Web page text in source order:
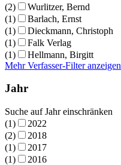
(2)
Wurlitzer, Bernd
(1)
Barlach, Ernst
(1)
Dieckmann, Christoph
(1)
Falk Verlag
(1)
Hellmann, Birgitt
Mehr Verfasser-Filter anzeigen
Jahr
Suche auf Jahr einschränken
(1)
2022
(2)
2018
(1)
2017
(1)
2016